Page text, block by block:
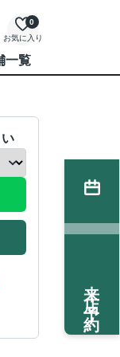
お気に入り
0
一覧
来店予約